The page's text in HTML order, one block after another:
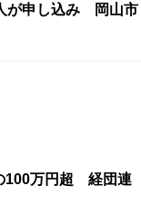
が申し込み 岡山市
100万円超 経団連